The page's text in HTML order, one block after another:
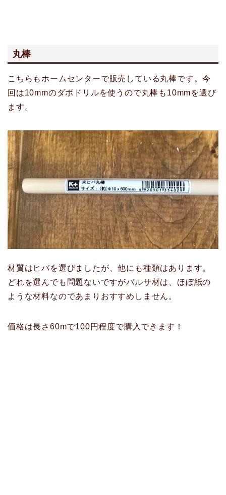
丸棒
こちらもホームセンターで販売している丸棒です。今
回は10mmのダボドリルを使うので丸棒も10mmを選び
ます。
材質はヒバを選びましたが、他にも種類はあります。
どれを選んでも問題ないですがバルサ材は、ほぼ紙の
ような材料なのであまりおすすめしません。
価格は長さ60mで100円程度で購入できます！